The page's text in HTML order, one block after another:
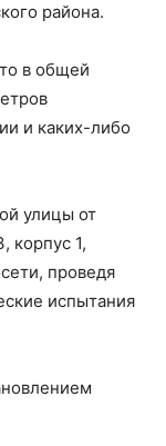
района.
в общей
и каких-либо
улицы от
корпус 1,
проведя
испытания